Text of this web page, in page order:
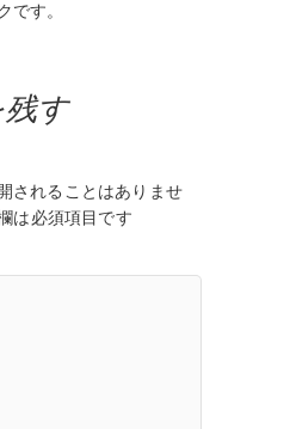
です。
す
されることはありませ
は必須項目です